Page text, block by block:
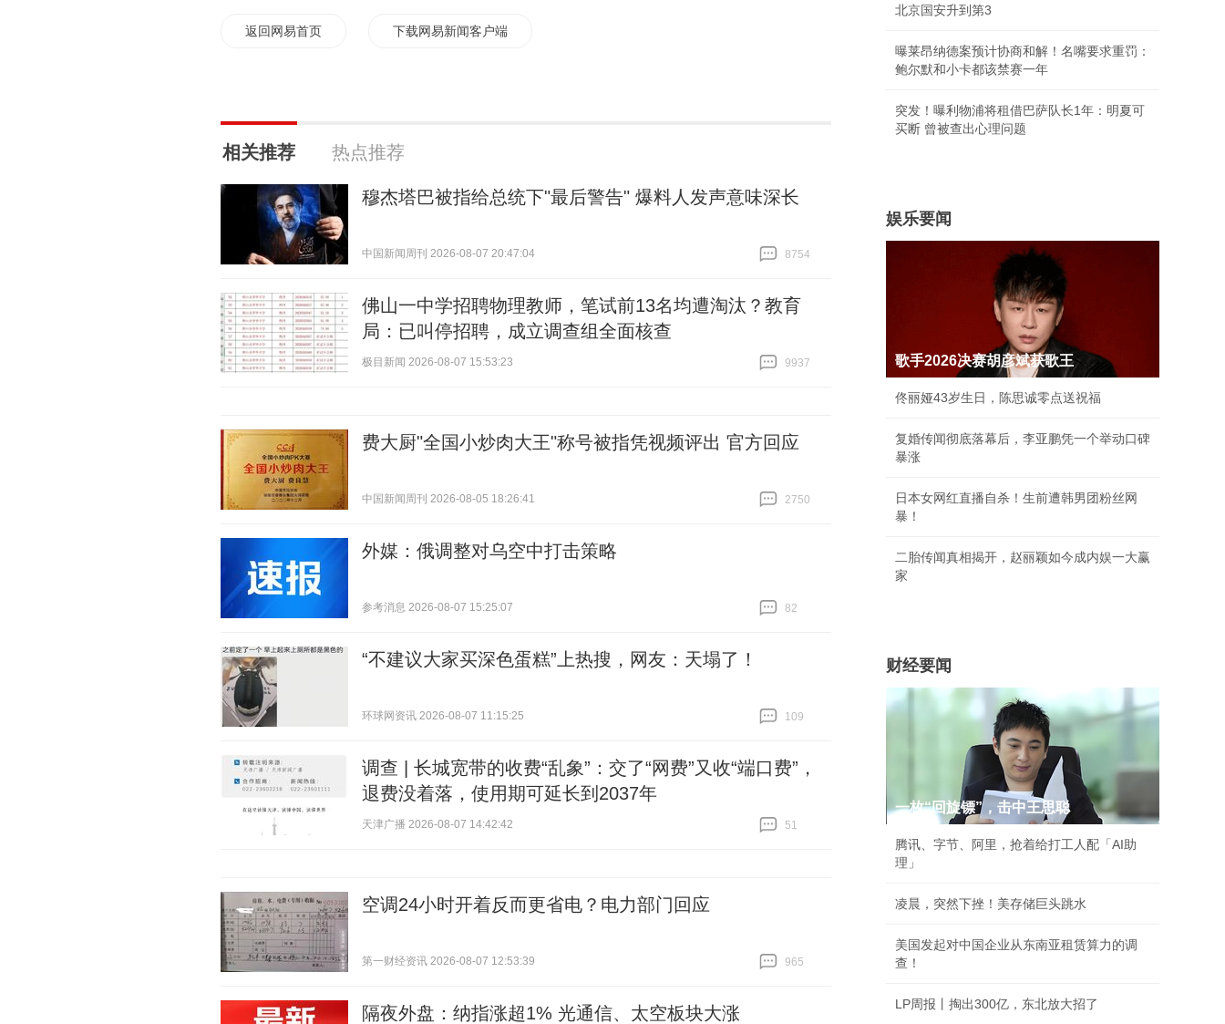
返回网易首页 下载网易新闻客户端
相关推荐 热点推荐
穆杰塔巴被指给总统下"最后警告" 爆料人发声意味深长
中国新闻周刊 2026-08-07 20:47:04
8754
佛山一中学招聘物理教师，笔试前13名均遭淘汰？教育
局：已叫停招聘，成立调查组全面核查
极目新闻 2026-08-07 15:53:23
9937
费大厨"全国小炒肉大王"称号被指凭视频评出 官方回应
中国新闻周刊 2026-08-05 18:26:41
2750
外媒：俄调整对乌空中打击策略
参考消息 2026-08-07 15:25:07
82
“不建议大家买深色蛋糕”上热搜，网友：天塌了！
环球网资讯 2026-08-07 11:15:25
109
调查 | 长城宽带的收费“乱象”：交了“网费”又收“端口费”，
退费没着落，使用期可延长到2037年
天津广播 2026-08-07 14:42:42
51
空调24小时开着反而更省电？电力部门回应
第一财经资讯 2026-08-07 12:53:39
965
隔夜外盘：纳指涨超1% 光通信、太空板块大涨
北京国安升到第3
曝莱昂纳德案预计协商和解！名嘴要求重罚：
鲍尔默和小卡都该禁赛一年
突发！曝利物浦将租借巴萨队长1年：明夏可
买断 曾被查出心理问题
娱乐要闻
歌手2026决赛胡彦斌获歌王
佟丽娅43岁生日，陈思诚零点送祝福
复婚传闻彻底落幕后，李亚鹏凭一个举动口碑
暴涨
日本女网红直播自杀！生前遭韩男团粉丝网
暴！
二胎传闻真相揭开，赵丽颖如今成内娱一大赢
家
财经要闻
一枚“回旋镖”，击中王思聪
腾讯、字节、阿里，抢着给打工人配「AI助
理」
凌晨，突然下挫！美存储巨头跳水
美国发起对中国企业从东南亚租赁算力的调
查！
LP周报丨掏出300亿，东北放大招了